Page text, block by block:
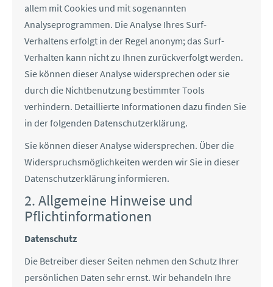
allem mit Cookies und mit sogenannten
Analyseprogrammen. Die Analyse Ihres Surf-
Verhaltens erfolgt in der Regel anonym; das Surf-
Verhalten kann nicht zu Ihnen zurückverfolgt werden.
Sie können dieser Analyse widersprechen oder sie
durch die Nichtbenutzung bestimmter Tools
verhindern. Detaillierte Informationen dazu finden Sie
in der folgenden Datenschutzerklärung.
Sie können dieser Analyse widersprechen. Über die
Widerspruchsmöglichkeiten werden wir Sie in dieser
Datenschutzerklärung informieren.
2. Allgemeine Hinweise und
Pflichtinformationen
Datenschutz
Die Betreiber dieser Seiten nehmen den Schutz Ihrer
persönlichen Daten sehr ernst. Wir behandeln Ihre